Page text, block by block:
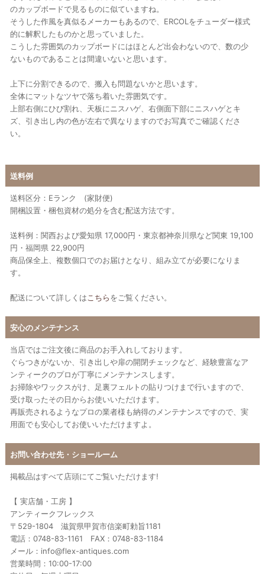
のカップボードで見るものに似ていますね。
そうした作風を真似るメーカーもあるので、ERCOLをチューダー様式
的に解釈したものかと思っていました。
こうした雰囲気のカップボードにはほとんど出会わないので、数の少
ないものであることは間違いないと思います。
上下に分割できるので、搬入も問題ないかと思います。
全体にマットなツヤで落ち着いた雰囲気です。
上部右側にひび割れ、天板にニスハゲ、右側面下部にニスハゲとキ
ズ、引き出し内の色が左右で異なりますのでお写真でご確認くださ
い。
送料例
送料区分：Eランク (家財便)
開梱設置・梱包資材の処分を含む配送方法です。
送料例：関西および愛知県 17,000円・東京都神奈川県など関東 19,100
円・福岡県 22,900円
商品保全上、複数個口でのお届けとなり、組み立てが必要になりま
す。
配送について詳しくは こちらをご覧ください。
安心のメンテナンス
当店ではご注文後に商品のお手入れしております。
ぐらつきがないか、引き出しや扉の開閉チェックなど、経験豊富なア
ンティークのプロが丁寧にメンテナンスします。
お掃除やワックスがけ、足裏フェルトの貼りつけまで行いますので、
受け取ったその日からお使いいただけます。
再販売されるようなプロの業者様も納得のメンテナンスですので、実
用面でも安心してお使いいただけますよ。
お問い合わせ先・ショールーム
掲載品はすべて店頭にてご覧いただけます!
【 実店舗・工房 】
アンティークフレックス
〒529-1804 滋賀県甲賀市信楽町勅旨1181
電話：0748-83-1161 FAX：0748-83-1184
メール：info@flex-antiques.com
営業時間：10:00-17:00